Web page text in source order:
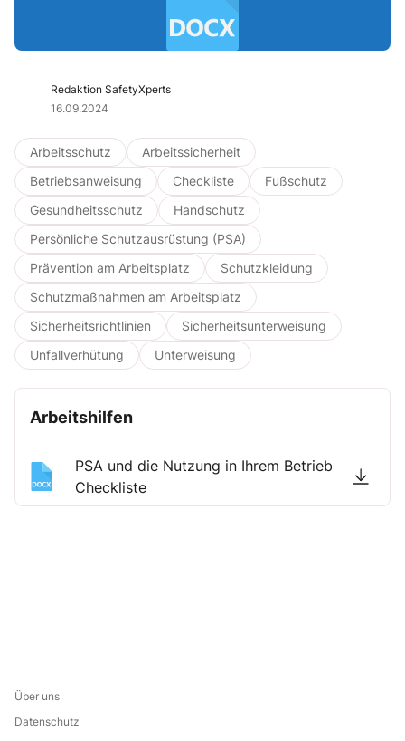
Redaktion SafetyXperts
16.09.2024
Arbeitsschutz
Arbeitssicherheit
Betriebsanweisung
Checkliste
Fußschutz
Gesundheitsschutz
Handschutz
Persönliche Schutzausrüstung (PSA)
Prävention am Arbeitsplatz
Schutzkleidung
Schutzmaßnahmen am Arbeitsplatz
Sicherheitsrichtlinien
Sicherheitsunterweisung
Unfallverhütung
Unterweisung
Arbeitshilfen
PSA und die Nutzung in Ihrem Betrieb
Checkliste
Über uns
Datenschutz